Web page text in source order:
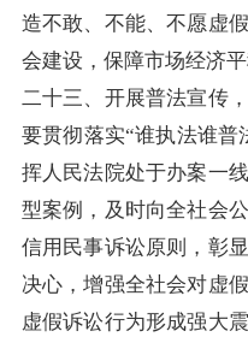
造不敢、不能、不愿虚
会建设，保障市场经济
二十三、开展普法宣传
要贯彻落实“谁执法谁普
挥人民法院处于办案一
型案例，及时向全社会
信用民事诉讼原则，彰
决心，增强全社会对虚
虚假诉讼行为形成强大